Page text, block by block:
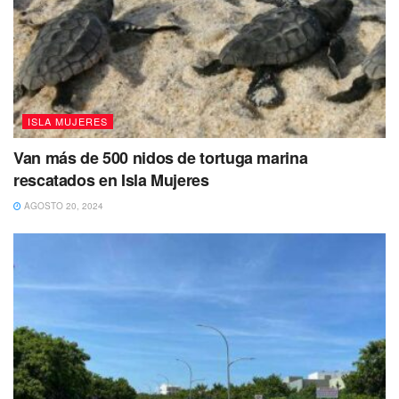
Tags: Contagios COVID-19 Quintana Roo SESA
ISLA MUJERES
Van más de 500 nidos de tortuga marina
rescatados en Isla Mujeres
AGOSTO 20, 2024